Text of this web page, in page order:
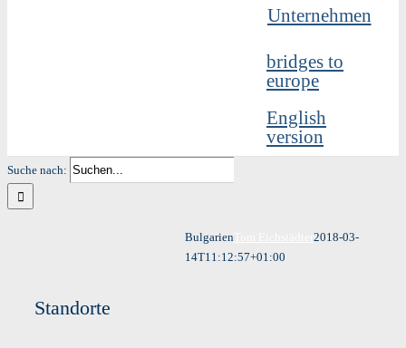
Unternehmen
bridges to
europe
English
version
Suche nach:
BulgarienTom Eichstädter 2018-03-
14T11:12:57+01:00
Standorte